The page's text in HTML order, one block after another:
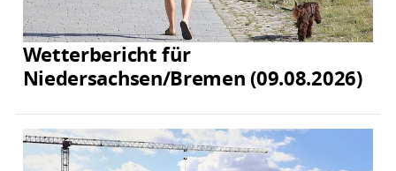
Wetterbericht für
Niedersachsen/Bremen (09.08.2026)